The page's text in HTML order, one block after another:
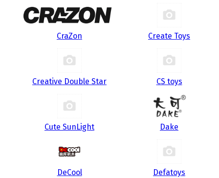
CraZon Create Toys
Creative Double Star CS toys
Cute SunLight Dake
DeCool Defatoys